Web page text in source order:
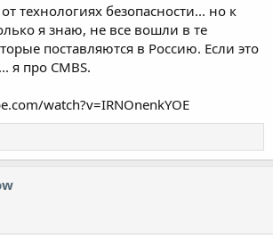
технологиях безопасности... но к
я знаю, не все вошли в те
поставляются в Россию. Если это
я про CMBS.
watch?v=IRNOnenkYOE